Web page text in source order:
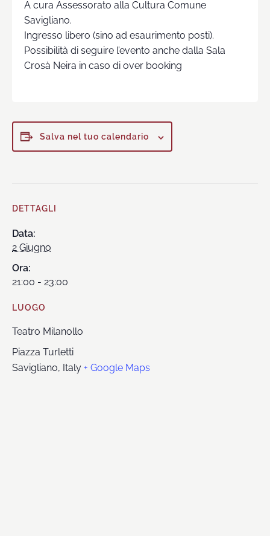
A cura Assessorato alla Cultura Comune
Savigliano.
Ingresso libero (sino ad esaurimento posti).
Possibilità di seguire l’evento anche dalla Sala
Crosà Neira in caso di over booking
Salva nel tuo calendario
DETTAGLI
Data:
2 Giugno
Ora:
21:00 - 23:00
LUOGO
Teatro Milanollo
Piazza Turletti
Savigliano, Italy + Google Maps